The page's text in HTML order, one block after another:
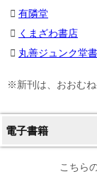
有隣堂
くまざわ書店
丸善ジュンク堂
※新刊は、おおむ
電子書籍
こちら